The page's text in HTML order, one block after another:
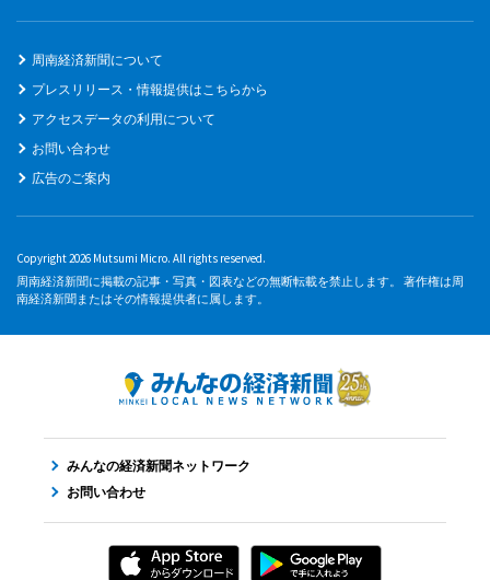
周南経済新聞について
プレスリリース・情報提供はこちらから
アクセスデータの利用について
お問い合わせ
広告のご案内
Copyright 2026 Mutsumi Micro. All rights reserved.
周南経済新聞に掲載の記事・写真・図表などの無断転載を禁止します。 著作権は周
南経済新聞またはその情報提供者に属します。
みんなの経済新聞ネットワーク
お問い合わせ